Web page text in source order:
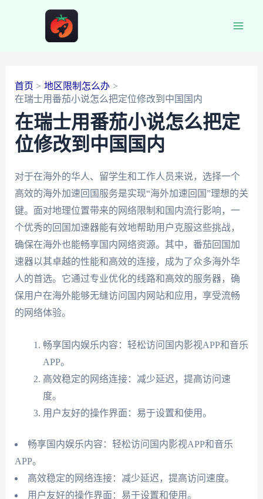
首页
地区限制怎么办
在瑞士用番茄小说怎么把定位修改到中国国内
在瑞士用番茄小说怎么把定
位修改到中国国内
对于在海外的华人、留学生和工作人员来说，选择一个
高效的海外加速回国服务是实现“海外加速回国”理想的关
键。面对地理位置带来的网络限制和国内流行影响，一
个优秀的回国加速器能有效地帮助用户克服这些挑战，
确保在海外也能畅享国内网络资源。其中，番茄回国加
速器以其卓越的性能和高效的连接，成为了众多海外华
人的首选。它通过专业优化的线路和高效的服务器，确
保用户在海外能够无缝访问国内网站和应用，享受流畅
的网络体验。
畅享国内娱乐内容：轻松访问国内影视APP和音乐
APP。
高效稳定的网络连接：减少延迟，提高访问速
度。
用户友好的操作界面：易于设置和使用。
畅享国内娱乐内容：轻松访问国内影视APP和音乐
APP。
高效稳定的网络连接：减少延迟，提高访问速度。
用户友好的操作界面：易于设置和使用。